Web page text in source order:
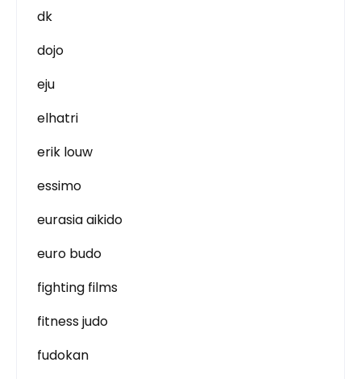
dk
dojo
eju
elhatri
erik louw
essimo
eurasia aikido
euro budo
fighting films
fitness judo
fudokan